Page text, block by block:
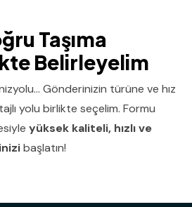
Taşıma
Belirleyelim
Gönderinizin türüne ve hız
yolu birlikte seçelim. Formu
yüksek kaliteli, hızlı ve
başlatın!